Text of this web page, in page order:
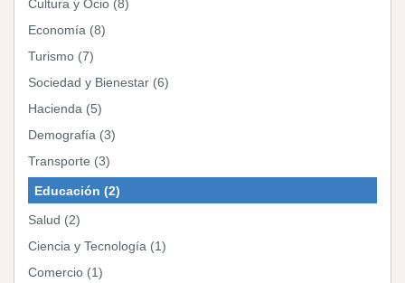
Cultura y Ocio (8)
Economía (8)
Turismo (7)
Sociedad y Bienestar (6)
Hacienda (5)
Demografía (3)
Transporte (3)
Educación (2)
Salud (2)
Ciencia y Tecnología (1)
Comercio (1)